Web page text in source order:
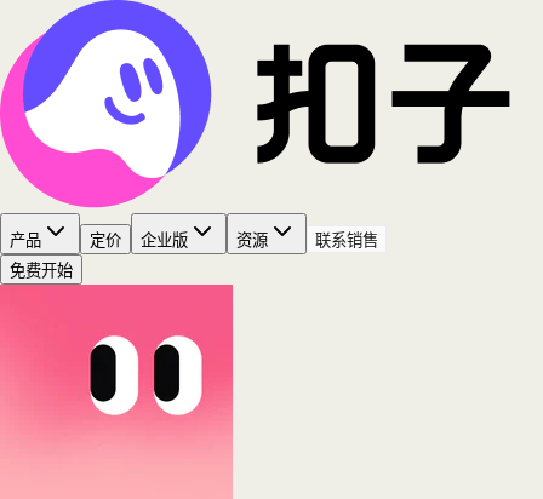
产品 定价 企业版 资源
联系销售
免费开始